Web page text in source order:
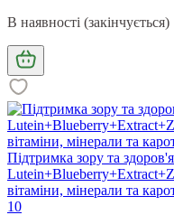
В наявності (закінчується)
Підтримка зору та
вітаміни, мінерали та
10